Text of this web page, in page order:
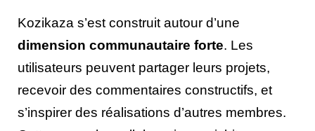
Kozikaza s’est construit autour d’une
dimension communautaire forte. Les
utilisateurs peuvent partager leurs projets,
recevoir des commentaires constructifs, et
s’inspirer des réalisations d’autres membres.